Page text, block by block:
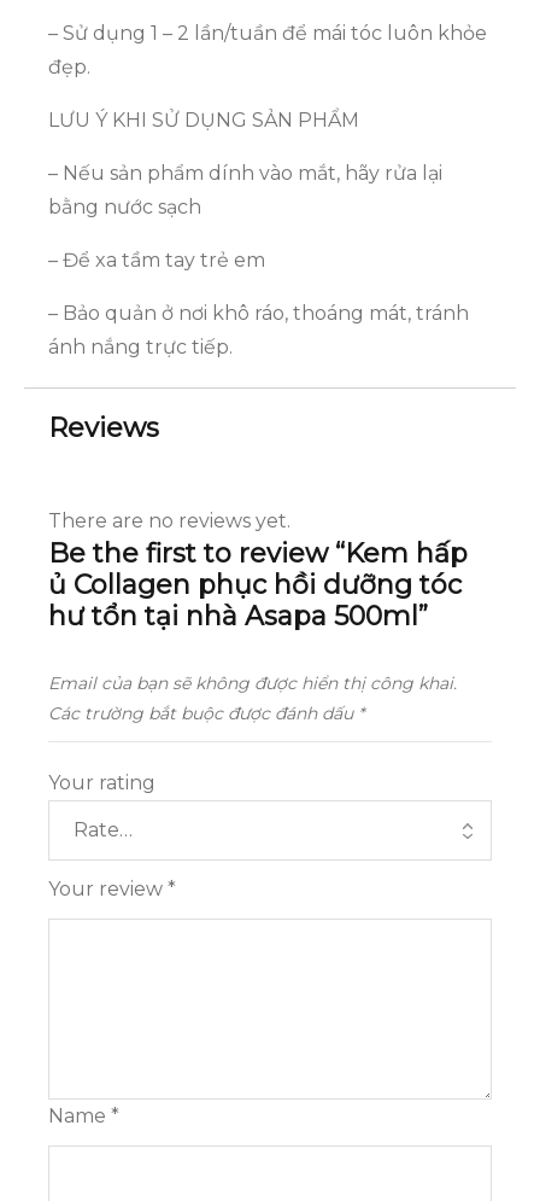
– Sử dụng 1 – 2 lần/tuần để mái tóc luôn khỏe
đẹp.
LƯU Ý KHI SỬ DỤNG SẢN PHẨM
– Nếu sản phẩm dính vào mắt, hãy rửa lại
bằng nước sạch
– Để xa tầm tay trẻ em
– Bảo quản ở nơi khô ráo, thoáng mát, tránh
ánh nắng trực tiếp.
Reviews
There are no reviews yet.
Be the first to review “Kem hấp
ủ Collagen phục hồi dưỡng tóc
hư tổn tại nhà Asapa 500ml”
Email của bạn sẽ không được hiển thị công khai.
Các trường bắt buộc được đánh dấu *
Your rating
Your review *
Name *